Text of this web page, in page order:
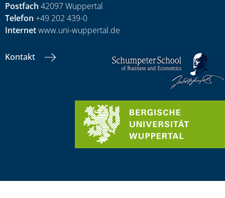
Postfach 42097 Wuppertal
Telefon +49 202 439-0
Internetwww.uni-wuppertal.de
Kontakt